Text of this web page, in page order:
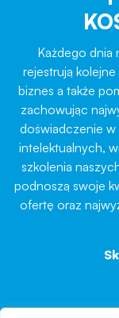
Każdego dnia
rejestrują
biznes a także
zachowując
doświadczenie
intelektualnych,
szkolenia
podnoszą swoje
ofertę oraz